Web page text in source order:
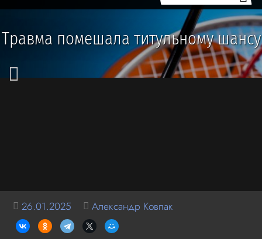
Травма помешала титульному шансу
26.01.2025 Александр Ковпак